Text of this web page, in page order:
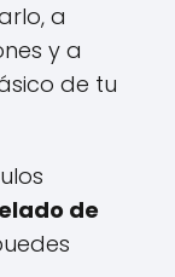
a
y a
de tu
de